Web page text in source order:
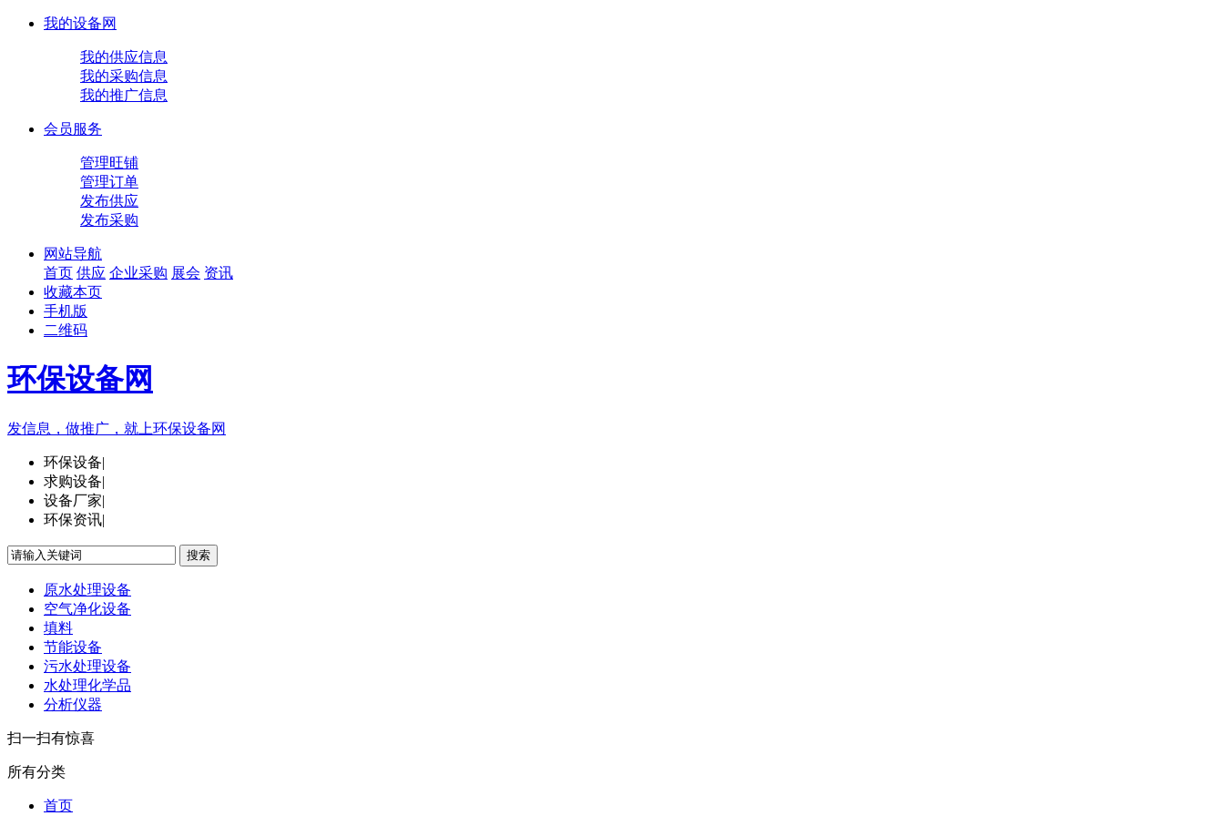
我的设备网
我的供应信息
我的采购信息
我的推广信息
会员服务
管理旺铺
管理订单
发布供应
发布采购
网站导航
首页 供应 企业采购 展会 资讯
收藏本页
手机版
二维码
环保设备网
发信息，做推广，就上环保设备网
环保设备|
求购设备|
设备厂家|
环保资讯|
搜索
原水处理设备
空气净化设备
填料
节能设备
污水处理设备
水处理化学品
分析仪器
扫一扫有惊喜
所有分类
首页